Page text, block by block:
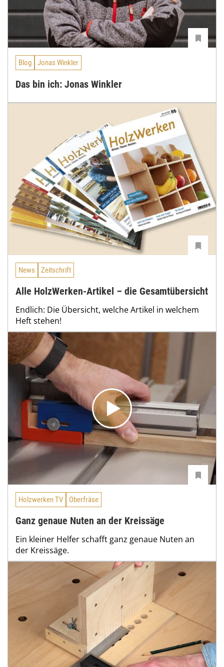
Blog Jonas Winkler
Das bin ich: Jonas Winkler
News Zeitschrift
Alle HolzWerken-Artikel – die Gesamtübersicht
Endlich: Die Übersicht, welche Artikel in welchem
Heft stehen!
Holzwerken TV Oberfräse
Ganz genaue Nuten an der Kreissäge
Ein kleiner Helfer schafft ganz genaue Nuten an
der Kreissäge.